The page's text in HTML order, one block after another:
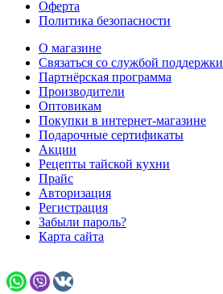
Оферта
Политика безопасности
О магазине
Связаться со службой поддержки
Партнёрская программа
Производители
Оптовикам
Покупки в интернет-магазине
Подарочные сертификаты
Акции
Рецепты тайской кухни
Прайс
Авторизация
Регистрация
Забыли пароль?
Карта сайта